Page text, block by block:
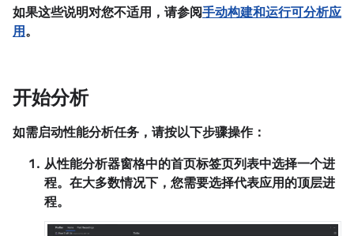
如果这些说明对您不适用，请参阅手动构建和运行可分析应
用。
开始分析
如需启动性能分析任务，请按以下步骤操作：
从性能分析器窗格中的首页标签页列表中选择一个进
程。在大多数情况下，您需要选择代表应用的顶层进
程。